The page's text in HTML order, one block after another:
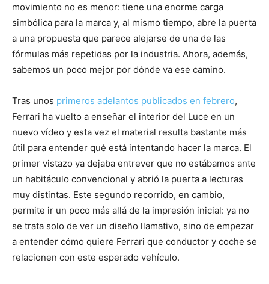
movimiento no es menor: tiene una enorme carga
simbólica para la marca y, al mismo tiempo, abre la puerta
a una propuesta que parece alejarse de una de las
fórmulas más repetidas por la industria. Ahora, además,
sabemos un poco mejor por dónde va ese camino.
Tras unos primeros adelantos publicados en febrero,
Ferrari ha vuelto a enseñar el interior del Luce en un
nuevo vídeo y esta vez el material resulta bastante más
útil para entender qué está intentando hacer la marca. El
primer vistazo ya dejaba entrever que no estábamos ante
un habitáculo convencional y abrió la puerta a lecturas
muy distintas. Este segundo recorrido, en cambio,
permite ir un poco más allá de la impresión inicial: ya no
se trata solo de ver un diseño llamativo, sino de empezar
a entender cómo quiere Ferrari que conductor y coche se
relacionen con este esperado vehículo.